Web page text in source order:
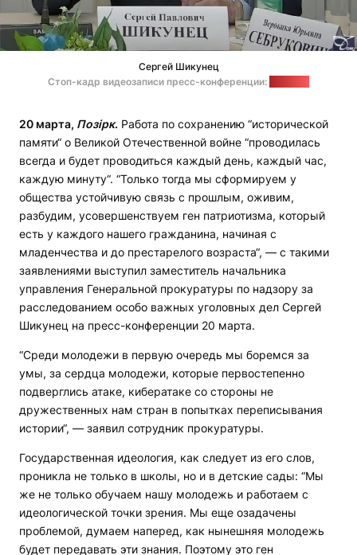
Сергей Шикунец
Стоп-кадр видеозаписи пресс-конференции:
20 марта, Позірк. Работа по сохранению “исторической
памяти“ о Великой Отечественной войне “проводилась
всегда и будет проводиться каждый день, каждый час,
каждую минуту“. “Только тогда мы сформируем у
общества устойчивую связь с прошлым, оживим,
разбудим, усовершенствуем ген патриотизма, который
есть у каждого нашего гражданина, начиная с
младенчества и до престарелого возраста“, — с такими
заявлениями выступил заместитель начальника
управления Генеральной прокуратуры по надзору за
расследованием особо важных уголовных дел Сергей
Шикунец на пресс-конференции 20 марта.
“Среди молодежи в первую очередь мы боремся за
умы, за сердца молодежи, которые первостепенно
подверглись атаке, кибератаке со стороны не
дружественных нам стран в попытках переписывания
истории“, — заявил сотрудник прокуратуры.
Государственная идеология, как следует из его слов,
проникла не только в школы, но и в детские сады: “Мы
же не только обучаем нашу молодежь и работаем с
идеологической точки зрения. Мы еще озадачены
проблемой, думаем наперед, как нынешняя молодежь
будет передавать эти знания. Поэтому это ген